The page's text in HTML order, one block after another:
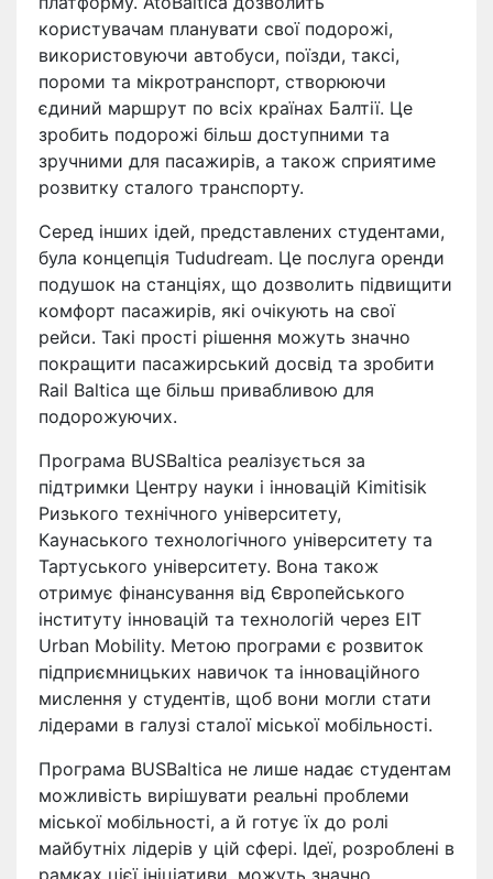
користувачам планувати свої подорожі,
використовуючи автобуси, поїзди, таксі,
пороми та мікротранспорт, створюючи
єдиний маршрут по всіх країнах Балтії. Це
зробить подорожі більш доступними та
зручними для пасажирів, а також сприятиме
розвитку сталого транспорту.
Серед інших ідей, представлених студентами,
була концепція Tududream. Це послуга оренди
подушок на станціях, що дозволить підвищити
комфорт пасажирів, які очікують на свої
рейси. Такі прості рішення можуть значно
покращити пасажирський досвід та зробити
Rail Baltica ще більш привабливою для
подорожуючих.
Програма BUSBaltica реалізується за
підтримки Центру науки і інновацій Kimitisik
Ризького технічного університету,
Каунаського технологічного університету та
Тартуського університету. Вона також
отримує фінансування від Європейського
інституту інновацій та технологій через EIT
Urban Mobility. Метою програми є розвиток
підприємницьких навичок та інноваційного
мислення у студентів, щоб вони могли стати
лідерами в галузі сталої міської мобільності.
Програма BUSBaltica не лише надає студентам
можливість вирішувати реальні проблеми
міської мобільності, а й готує їх до ролі
майбутніх лідерів у цій сфері. Ідеї, розроблені в